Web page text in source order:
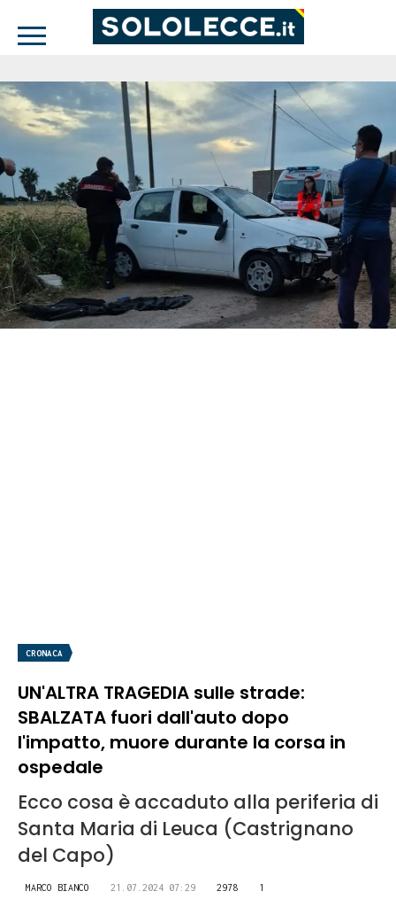
CRONACA
UN'ALTRA TRAGEDIA sulle strade:
SBALZATA fuori dall'auto dopo
l'impatto, muore durante la corsa in
ospedale
Ecco cosa è accaduto alla periferia di
Santa Maria di Leuca (Castrignano
del Capo)
MARCO BIANCO 21.07.2024 07:29 2978 1